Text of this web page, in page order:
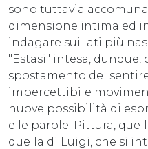
sono tuttavia
dimensione intima ed
indagare sui lati più
"Estasi" intesa, dunque,
spostamento del
impercettibile
nuove possibilità di
e le parole. Pittura,
quella di Luigi, che si